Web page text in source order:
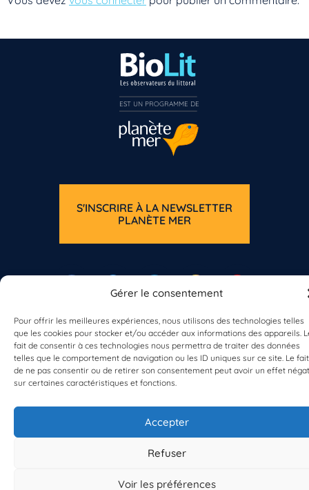
Gérer le consentement
Pour offrir les meilleures expériences, nous utilisons des technologies telles
que les cookies pour stocker et/ou accéder aux informations des appareils.
fait de consentir à ces technologies nous permettra de traiter des données
telles que le comportement de navigation ou les ID uniques sur ce site. Le fait
de ne pas consentir ou de retirer son consentement peut avoir un effet
sur certaines caractéristiques et fonctions.
Accepter
Refuser
Voir les préférences
À propos de Planète Mer
À propos de BioLit
Vos données d'observation
Ressources
Résultats du programme
Mentions légales
Politique de confidentialité
© 2023/2025 Planète Mer
S'INSCRIRE À LA NEWSLETTER
PLANÈTE MER
Vous n’êtes pas encore inscrit à Biolit ?